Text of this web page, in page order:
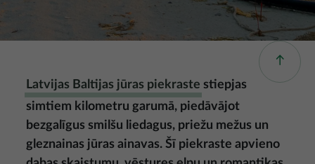
Latvijas Baltijas jūras piekraste stiepjas
simtiem kilometru garumā, piedāvājot
bezgalīgus smilšu liedagus, priežu mežus un
gleznainas jūras ainavas. Šī piekraste apvieno